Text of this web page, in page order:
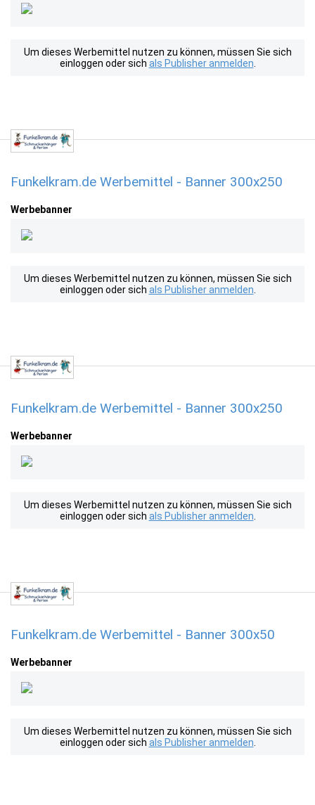
Um dieses Werbemittel nutzen zu können, müssen Sie sich
einloggen oder sich als Publisher anmelden
Funkelkram.de Werbemittel - Banner 300x250
Werbebanner
Um dieses Werbemittel nutzen zu können, müssen Sie sich
einloggen oder sich als Publisher anmelden
Funkelkram.de Werbemittel - Banner 300x250
Werbebanner
Um dieses Werbemittel nutzen zu können, müssen Sie sich
einloggen oder sich als Publisher anmelden
Funkelkram.de Werbemittel - Banner 300x50
Werbebanner
Um dieses Werbemittel nutzen zu können, müssen Sie sich
einloggen oder sich als Publisher anmelden